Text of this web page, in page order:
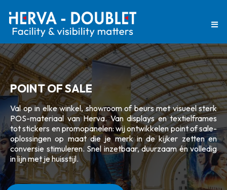
POINT OF SALE
Val op in elke winkel, showroom of beurs met visueel sterk
POS-materiaal van Herva. Van displays en textielframes
tot stickers en promopanelen: wij ontwikkelen point of sale-
oplossingen op maat die je merk in de kijker zetten en
conversie stimuleren. Snel inzetbaar, duurzaam én volledig
in lijn met je huisstijl.